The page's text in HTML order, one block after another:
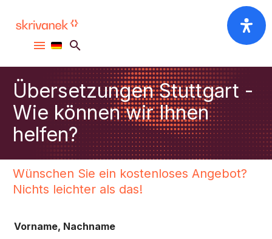
Übersetzungen Stuttgart -
Wie können wir Ihnen
helfen?
Wünschen Sie ein kostenloses Angebot?
Nichts leichter als das!
Vorname, Nachname